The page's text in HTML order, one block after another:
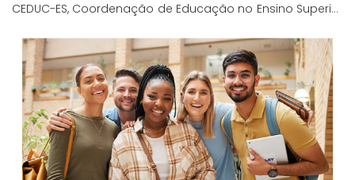
CEDUC-ES, Coordenação de Educação no Ensino Superior
Institucional na modalidade presencial.